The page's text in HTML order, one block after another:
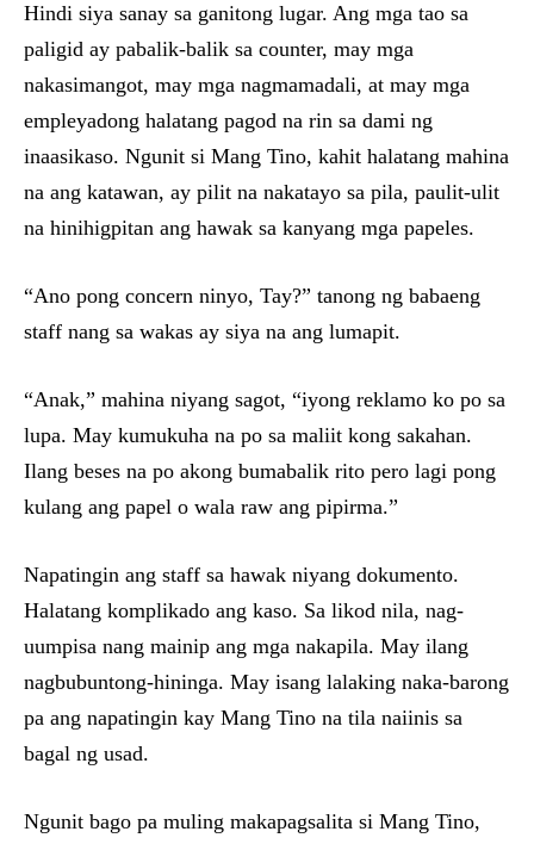
Hindi siya sanay sa ganitong lugar. Ang mga tao sa
paligid ay pabalik-balik sa counter, may mga
nakasimangot, may mga nagmamadali, at may mga
empleyadong halatang pagod na rin sa dami ng
inaasikaso. Ngunit si Mang Tino, kahit halatang mahina
na ang katawan, ay pilit na nakatayo sa pila, paulit-ulit
na hinihigpitan ang hawak sa kanyang mga papeles.
“Ano pong concern ninyo, Tay?” tanong ng babaeng
staff nang sa wakas ay siya na ang lumapit.
“Anak,” mahina niyang sagot, “iyong reklamo ko po sa
lupa. May kumukuha na po sa maliit kong sakahan.
Ilang beses na po akong bumabalik rito pero lagi pong
kulang ang papel o wala raw ang pipirma.”
Napatingin ang staff sa hawak niyang dokumento.
Halatang komplikado ang kaso. Sa likod nila, nag-
uumpisa nang mainip ang mga nakapila. May ilang
nagbubuntong-hininga. May isang lalaking naka-barong
pa ang napatingin kay Mang Tino na tila naiinis sa
bagal ng usad.
Ngunit bago pa muling makapagsalita si Mang Tino,